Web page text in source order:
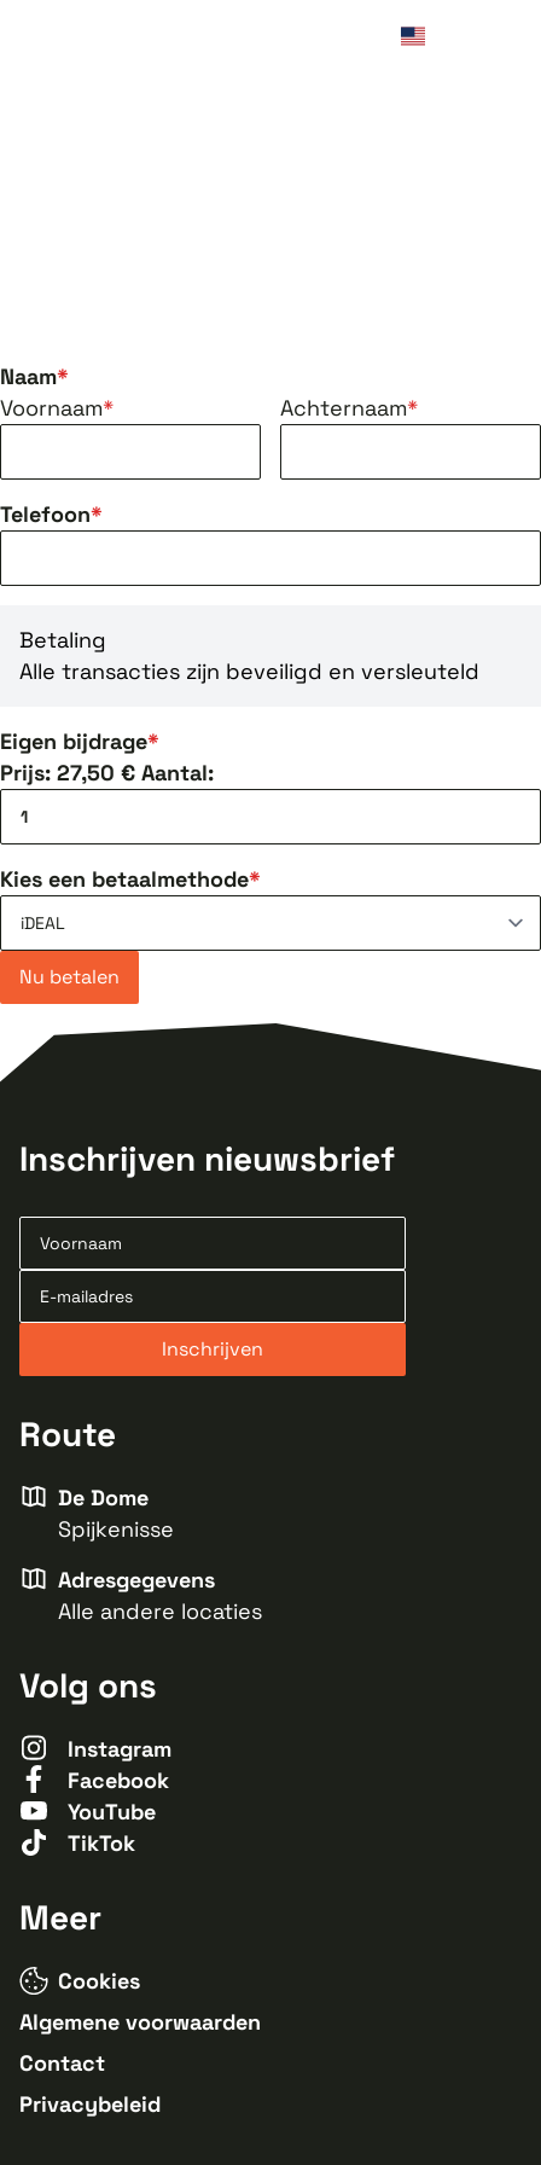
Naam
Voornaam
Achternaam
Telefoon
Betaling
Alle transacties zijn beveiligd en versleuteld
Eigen bijdrage
Prijs: 27,50 € Aantal:
Kies een betaalmethode
Nu betalen
Inschrijven nieuwsbrief
Route
De Dome
Spijkenisse
Adresgegevens
Alle andere locaties
Volg ons
Instagram
Facebook
YouTube
TikTok
Meer
Cookies
Algemene voorwaarden
Contact
Privacybeleid